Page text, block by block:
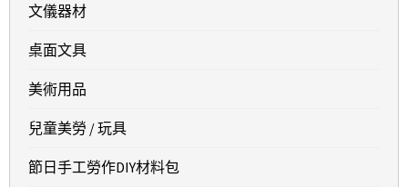
文儀器材
桌面文具
美術用品
兒童美勞 / 玩具
節日手工勞作DIY材料包